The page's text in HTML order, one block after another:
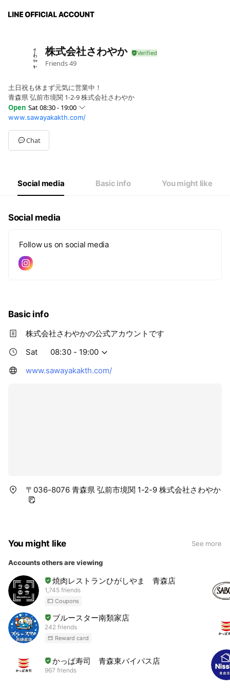
株式会社さわやか
Friends49
土日祝も休まず元気に営業中！
青森県 弘前市境関 1-2-9 株式会社さわやか
Open Sat 08:30 - 19:00
Sun08:30 - 19:00
Mon08:30 - 19:00
Tue08:30 - 19:00
Wed08:30 - 19:00
08:30 - 19:00
www.sawayakakth.com/
Chat
Social media Basic info You might like
Social media
Follow us on social media
Basic info
株式会社さわやかの公式アカウントです
Sat
08:30 - 19:00
www.sawayakakth.com/
〒036-8076 青森県 弘前市境関 1-2-9 株式会社さわやか
You might like See more
Accounts others are viewing
焼肉レストランひがしやま 青森店
1,745 friends
Coupons
ブルースター南類家店
242 friends
Reward card
かっぱ寿司 青森東バイパス店
967 friends